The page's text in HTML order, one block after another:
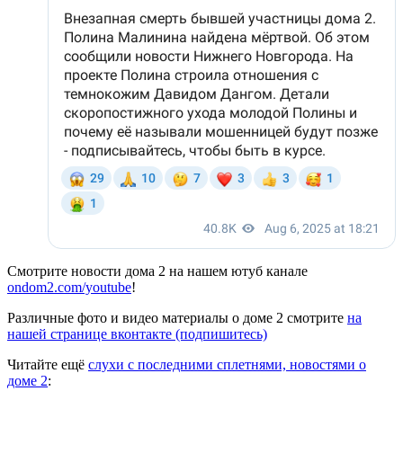
Смотрите новости дома 2 на нашем ютуб канале
ondom2.com/youtube!
Различные фото и видео материалы о доме 2 смотрите на
нашей странице вконтакте (подпишитесь)
Читайте ещё слухи с последними сплетнями, новостями о
доме 2: